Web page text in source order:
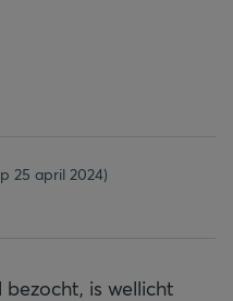
25 april 2024)
is wellicht